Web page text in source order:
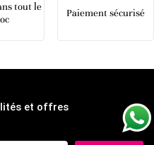
tout le
Paiement sécurisé
et offres